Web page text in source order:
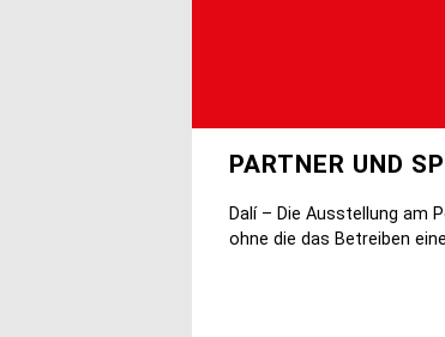
PARTNER UND
Dalí – Die Ausstellung am
ohne die das Betreiben